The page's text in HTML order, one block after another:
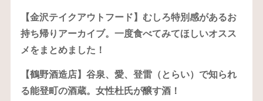
【金沢テイクアウトフード】むしろ特別感があるお
持ち帰りアーカイブ。一度食べてみてほしいオスス
メをまとめました！
【鶴野酒造店】谷泉、愛、登雷（とらい）で知られ
る能登町の酒蔵。女性杜氏が醸す酒！